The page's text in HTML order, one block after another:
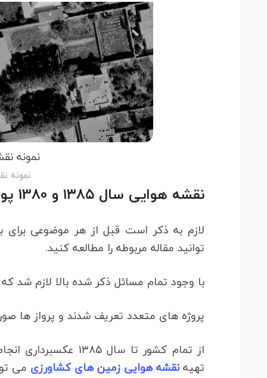
نمونه
نمونه
نقشه هوایی سال ۱۳۸۵ و 1380 پوششی :
لازم به ذکر است قبل از هر موضوعی
توانید مقاله مربوطه را مطالعه کنید.
با وجود تمام مسائل ذکر شده بالا لازم شد
پروژه های متعدد تعریف شدند و پرواز ها
از تمام کشور تا سال ۱۳۸۵ عکسبرداری انجام شد. همچنین جهت استعلام
تهیهنقشه هوایی زمین های کشاورزی می